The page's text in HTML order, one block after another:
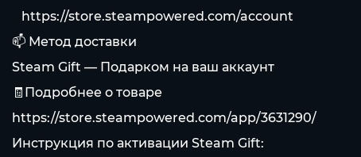
https://store.steampowered.com/account
📫 Метод доставки
Steam Gift — Подарком на ваш аккаунт
🧾Подробнее о товаре
https://store.steampowered.com/app/3631290/
Инструкция по активации Steam Gift: